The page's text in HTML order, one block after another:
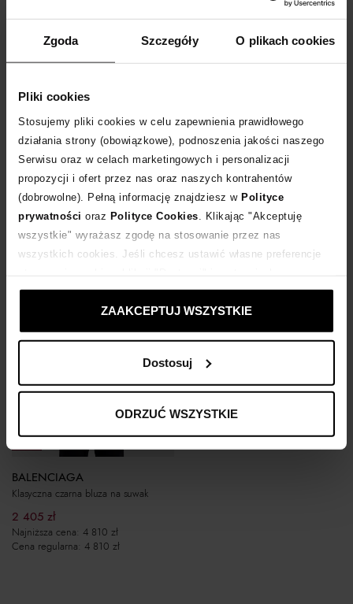
Zgoda Szczegóły O plikach cookies
Pliki cookies
Stosujemy pliki cookies w celu zapewnienia prawidłowego
działania strony (obowiązkowe), podnoszenia jakości naszego
Serwisu oraz w celach marketingowych i personalizacji
propozycji i ofert przez nas oraz naszych kontrahentów
(dobrowolne). Pełną informację znajdziesz w Polityce
prywatności oraz Polityce Cookies . Klikając "Akceptuję
wszystkie" wyrażasz zgodę na stosowanie przez nas
wszystkich cookies. Jeśli chcesz ustawić własne preferencje
ustawienia prywatności.
ZAAKCEPTUJ WSZYSTKIE
Dostosuj
ODRZUĆ WSZYSTKIE
-50%
Jeansowa kurtka oversize
3 350 zł
Najniższa cena: 6 700zł
Cena regularna: 6 700zł
-50%
BALENCIAGA
Czarne spodnie dresowe jogger
1 985
Najniższa cena:3 970zł
Cena regularna:3 970zł
BALENCIAGA
Klasyczna czarna bluza na suwak
2 405 zł
Najniższa cena: 4 810 zł
Cena regularna: 4 810 zł